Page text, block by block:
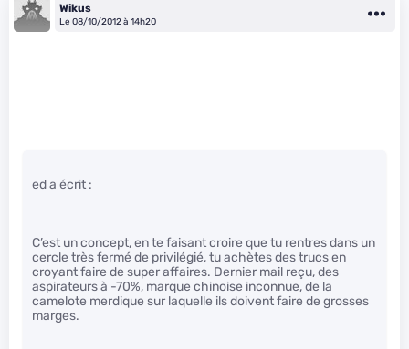
Wikus
Le 08/10/2012 à 14h20
ed a écrit :
C’est un concept, en te faisant croire que tu rentres dans un
cercle très fermé de privilégié, tu achètes des trucs en
croyant faire de super affaires. Dernier mail reçu, des
aspirateurs à -70%, marque chinoise inconnue, de la
camelote merdique sur laquelle ils doivent faire de grosses
marges.